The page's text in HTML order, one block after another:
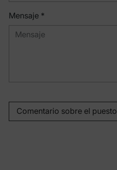
Mensaje *
Comentario sobre el puesto